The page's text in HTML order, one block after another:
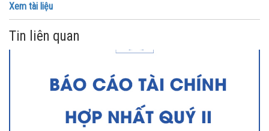
Xem tài liệu
Tin liên quan